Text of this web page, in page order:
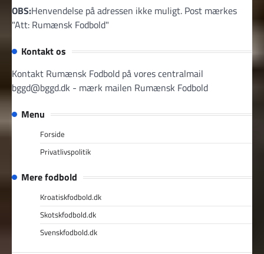
OBS:Henvendelse på adressen ikke muligt. Post mærkes
"Att: Rumænsk Fodbold"
Kontakt os
Kontakt Rumænsk Fodbold på vores centralmail
bggd@bggd.dk - mærk mailen Rumænsk Fodbold
Menu
Forside
Privatlivspolitik
Mere fodbold
Kroatiskfodbold.dk
Skotskfodbold.dk
Svenskfodbold.dk